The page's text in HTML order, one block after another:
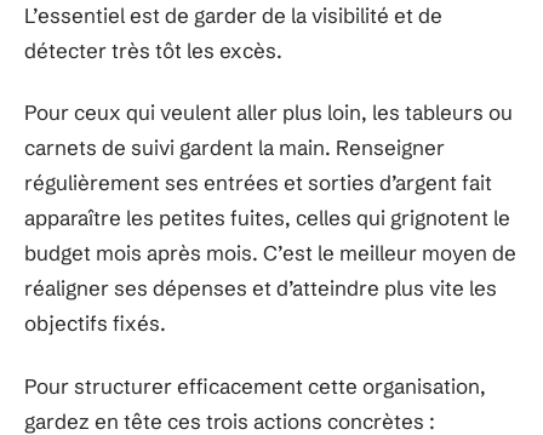
L’essentiel est de garder de la visibilité et de
détecter très tôt les excès.
Pour ceux qui veulent aller plus loin, les tableurs ou
carnets de suivi gardent la main. Renseigner
régulièrement ses entrées et sorties d’argent fait
apparaître les petites fuites, celles qui grignotent le
budget mois après mois. C’est le meilleur moyen de
réaligner ses dépenses et d’atteindre plus vite les
objectifs fixés.
Pour structurer efficacement cette organisation,
gardez en tête ces trois actions concrètes :